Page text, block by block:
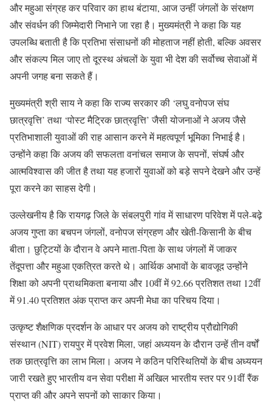
और महुआ संग्रह कर परिवार का हाथ बंटाया, आज उन्हीं जंगलों के संरक्षण
और संवर्धन की जिम्मेदारी निभाने जा रहा है। मुख्यमंत्री ने कहा कि यह
उपलब्धि बताती है कि प्रतिभा संसाधनों की मोहताज नहीं होती, बल्कि अवसर
और संकल्प मिल जाए तो दूरस्थ अंचलों के युवा भी देश की सर्वोच्च सेवाओं में
अपनी जगह बना सकते हैं।
मुख्यमंत्री श्री साय ने कहा कि राज्य सरकार की ‘लघु वनोपज संघ
छात्रवृत्ति’ तथा ‘पोस्ट मैट्रिक छात्रवृत्ति’ जैसी योजनाओं ने अजय जैसे
प्रतिभाशाली युवाओं की राह आसान करने में महत्वपूर्ण भूमिका निभाई है।
उन्होंने कहा कि अजय की सफलता वनांचल समाज के सपनों, संघर्ष और
आत्मविश्वास की जीत है तथा यह हजारों युवाओं को बड़े सपने देखने और उन्हें
पूरा करने का साहस देगी।
उल्लेखनीय है कि रायगढ़ जिले के संबलपुरी गांव में साधारण परिवेश में पले-बढ़े
अजय गुप्ता का बचपन जंगलों, वनोपज संग्रहण और खेती-किसानी के बीच
बीता। छुट्टियों के दौरान वे अपने माता-पिता के साथ जंगलों में जाकर
तेंदूपत्ता और महुआ एकत्रित करते थे। आर्थिक अभावों के बावजूद उन्होंने
शिक्षा को अपनी प्राथमिकता बनाया और 10वीं में 92.66 प्रतिशत तथा 12वीं
में 91.40 प्रतिशत अंक प्राप्त कर अपनी मेधा का परिचय दिया।
उत्कृष्ट शैक्षणिक प्रदर्शन के आधार पर अजय को राष्ट्रीय प्रौद्योगिकी
संस्थान (NIT) रायपुर में प्रवेश मिला, जहां अध्ययन के दौरान उन्हें तीन वर्षों
तक छात्रवृत्ति का लाभ मिला। अजय ने कठिन परिस्थितियों के बीच अध्ययन
जारी रखते हुए भारतीय वन सेवा परीक्षा में अखिल भारतीय स्तर पर 91वीं रैंक
प्राप्त की और अपने सपनों को साकार किया।